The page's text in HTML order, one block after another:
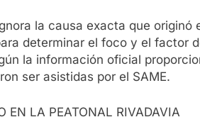
la causa exacta que
determinar el foco y el factor
la información oficial
ser asistidas por el SAME.
EN LA PEATONAL RIVADAVIA